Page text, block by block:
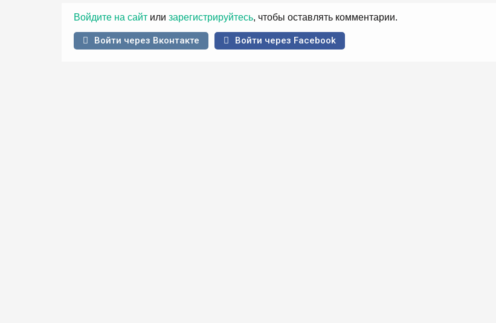
Войдите на сайт или зарегистрируйтесь, чтобы оставлять комментарии.
Войти через Вконтакте Войти через Facebook